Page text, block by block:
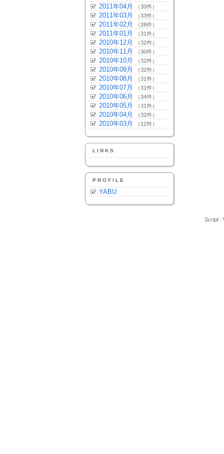
2011年04月 （30件）
2011年03月 （33件）
2011年02月 （28件）
2011年01月 （31件）
2010年12月 （32件）
2010年11月 （30件）
2010年10月 （32件）
2010年09月 （32件）
2010年08月 （31件）
2010年07月 （31件）
2010年06月 （34件）
2010年05月 （31件）
2010年04月 （32件）
2010年03月 （12件）
LINKS
PROFILE
YABU
Script :